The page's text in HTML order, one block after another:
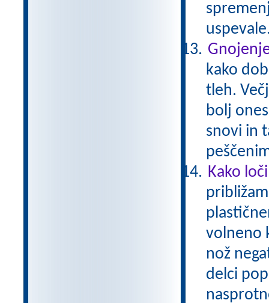
kako
tleh.
bolj
snovi in
Kako
volneno
nož
delci